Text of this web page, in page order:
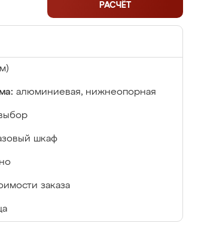
РАСЧЁТ
алюминиевая, нижнеопорная
шкаф
заказа